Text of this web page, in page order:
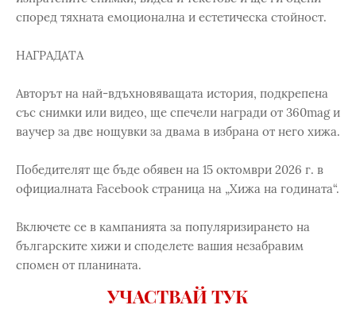
според тяхната емоционална и естетическа стойност.
НАГРАДАТА
Авторът на най-вдъхновяващата история, подкрепена
със снимки или видео, ще спечели награди от 360mag и
ваучер за две нощувки за двама в избрана от него хижа.
Победителят ще бъде обявен на 15 октомври 2026 г. в
официалната Facebook страница на „Хижа на годината“.
Включете се в кампанията за популяризирането на
българските хижи и споделете вашия незабравим
спомен от планината.
УЧАСТВАЙ ТУК